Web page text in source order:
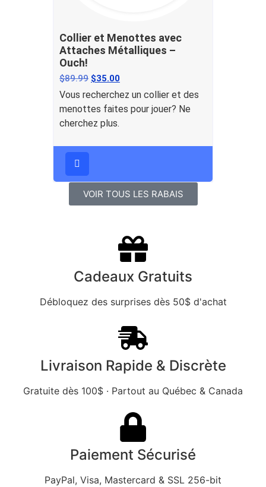
Collier et Menottes avec
Attaches Métalliques –
Ouch!
$89.99 $35.00
Vous recherchez un collier et des
menottes faites pour jouer? Ne
cherchez plus.
VOIR TOUS LES RABAIS
Cadeaux Gratuits
Débloquez des surprises dès 50$ d'achat
Livraison Rapide & Discrète
Gratuite dès 100$ · Partout au Québec & Canada
Paiement Sécurisé
PayPal, Visa, Mastercard & SSL 256-bit